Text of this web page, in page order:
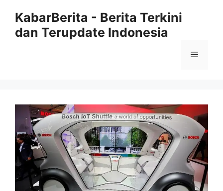
KabarBerita - Berita Terkini
dan Terupdate Indonesia
Menu